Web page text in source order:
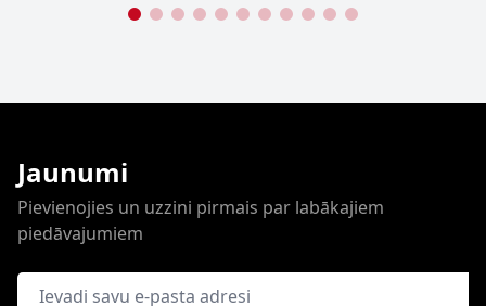
Jaunumi
Pievienojies un uzzini pirmais par labākajiem
piedāvajumiem
E-pasta adrese